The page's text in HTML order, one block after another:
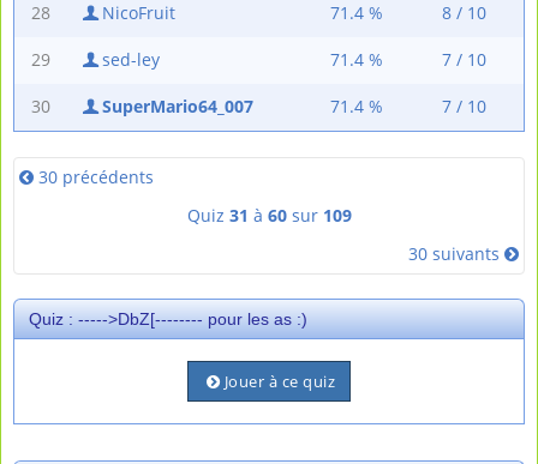
28 NicoFruit 71.4 % 8 / 10
29 sed-ley 71.4 % 7 / 10
30 SuperMario64_007 71.4 % 7 / 10
30 précédents
Quiz 31 à 60sur 109
30 suivants
Quiz : ----->DbZ[-------- pour les as :)
Jouer à ce quiz